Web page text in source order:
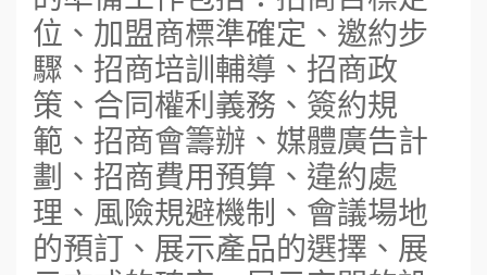
位、加盟商標準確定、邀約步
驟、招商培訓輔導、招商政
策、合同權利義務、簽約規
範、招商會籌辦、媒體廣告計
劃、招商費用預算、違約處
理、風險規避機制、會議場地
的預訂、展示產品的選擇、展